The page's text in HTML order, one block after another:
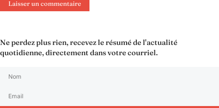
Ne perdez plus rien, recevez le résumé de l'actualité
quotidienne, directement dans votre courriel.